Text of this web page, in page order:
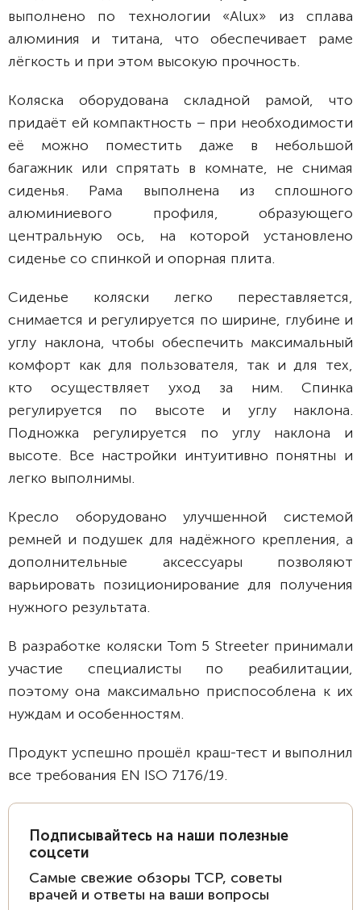
выполнено по технологии «Alux» из сплава
алюминия и титана, что обеспечивает раме
лёгкость и при этом высокую прочность.
Коляска оборудована складной рамой, что
придаёт ей компактность – при необходимости
её можно поместить даже в небольшой
багажник или спрятать в комнате, не снимая
сиденья. Рама выполнена из сплошного
алюминиевого профиля, образующего
центральную ось, на которой установлено
сиденье со спинкой и опорная плита.
Сиденье коляски легко переставляется,
снимается и регулируется по ширине, глубине и
углу наклона, чтобы обеспечить максимальный
комфорт как для пользователя, так и для тех,
кто осуществляет уход за ним. Спинка
регулируется по высоте и углу наклона.
Подножка регулируется по углу наклона и
высоте. Все настройки интуитивно понятны и
легко выполнимы.
Кресло оборудовано улучшенной системой
ремней и подушек для надёжного крепления, а
дополнительные аксессуары позволяют
варьировать позиционирование для получения
нужного результата.
В разработке коляски Tom 5 Streeter принимали
участие специалисты по реабилитации,
поэтому она максимально приспособлена к их
нуждам и особенностям.
Продукт успешно прошёл краш-тест и выполнил
все требования EN ISO 7176/19.
Подписывайтесь на наши полезные
соцсети
Самые свежие обзоры ТСР, советы
врачей и ответы на ваши вопросы